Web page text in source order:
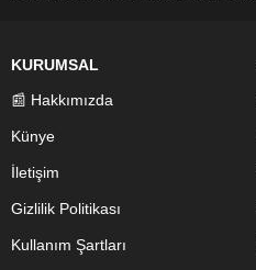
KURUMSAL
📰 Hakkımızda
Künye
İletişim
Gizlilik Politikası
Kullanım Şartları